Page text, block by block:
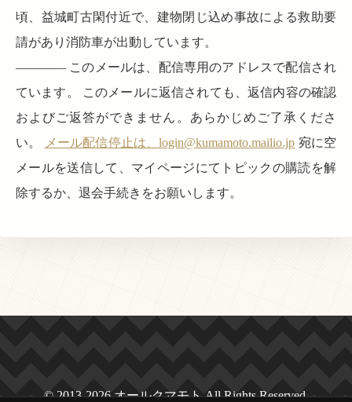
頃、益城町古閑付近で、建物閉じ込め事故による救助要
請があり消防車が出動しています。
———— このメールは、配信専用のアドレスで配信され
ています。 このメールに返信されても、返信内容の確認
およびご返答ができません。あらかじめご了承くださ
い。
メール配信停止は、login@kumamoto.mailio.jp 宛に空
メールを送信して、マイページにてトピックの購読を解
除するか、退会手続きをお願いします。
© 2013-2026 オールクマモト All Rights Reserved.